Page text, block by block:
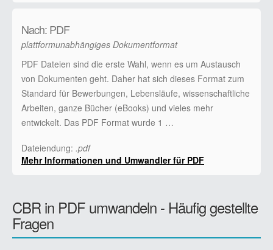
Nach: PDF
plattformunabhängiges Dokumentformat
PDF Dateien sind die erste Wahl, wenn es um Austausch
von Dokumenten geht. Daher hat sich dieses Format zum
Standard für Bewerbungen, Lebensläufe, wissenschaftliche
Arbeiten, ganze Bücher (eBooks) und vieles mehr
entwickelt. Das PDF Format wurde 1 …
Dateiendung: .pdf
Mehr Informationen und Umwandler für PDF
CBR in PDF umwandeln - Häufig gestellte
Fragen